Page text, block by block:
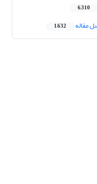
6,310
مقاله 1,632